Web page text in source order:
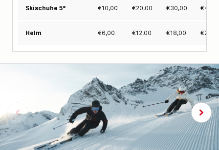
Skischuhe 5* €10,00 €20,00 €30,00 €
Helm €6,00 €12,00 €18,00 €